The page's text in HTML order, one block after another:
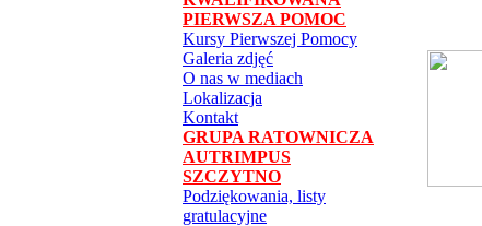
PIERWSZA POMOC
Kursy Pierwszej Pomocy
Galeria zdjęć
O nas w mediach
Lokalizacja
Kontakt
GRUPA RATOWNICZA
AUTRIMPUS
SZCZYTNO
Podziękowania, listy
gratulacyjne